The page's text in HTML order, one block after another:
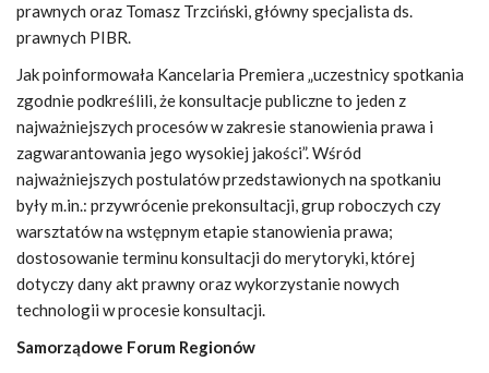
prawnych oraz Tomasz Trzciński, główny specjalista ds.
prawnych PIBR.
Jak poinformowała Kancelaria Premiera „uczestnicy spotkania
zgodnie podkreślili, że konsultacje publiczne to jeden z
najważniejszych procesów w zakresie stanowienia prawa i
zagwarantowania jego wysokiej jakości”. Wśród
najważniejszych postulatów przedstawionych na spotkaniu
były m.in.: przywrócenie prekonsultacji, grup roboczych czy
warsztatów na wstępnym etapie stanowienia prawa;
dostosowanie terminu konsultacji do merytoryki, której
dotyczy dany akt prawny oraz wykorzystanie nowych
technologii w procesie konsultacji.
Samorządowe Forum Regionów